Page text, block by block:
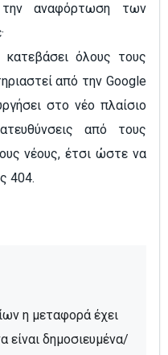
την αναφόρτωση των
όλους τους
από την Google
στο νέο πλαίσιο
από τους
νέους, έτσι ώστε να
404.
η μεταφορά έχει
είναι δημοσιευμένα/